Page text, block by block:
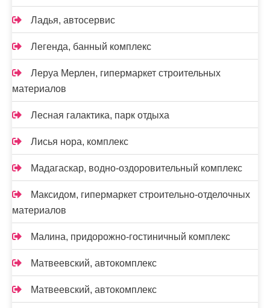
Ладья, автосервис
Легенда, банный комплекс
Леруа Мерлен, гипермаркет строительных
материалов
Лесная галактика, парк отдыха
Лисья нора, комплекс
Мадагаскар, водно-оздоровительный комплекс
Максидом, гипермаркет строительно-отделочных
материалов
Малина, придорожно-гостиничный комплекс
Матвеевский, автокомплекс
Матвеевский, автокомплекс